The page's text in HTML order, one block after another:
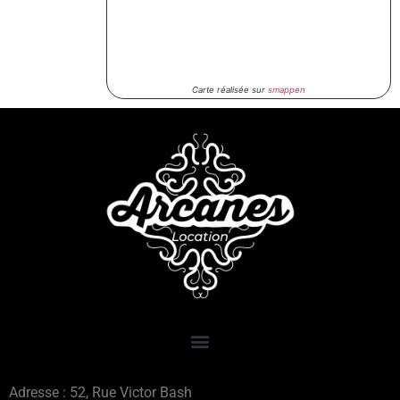
Carte réalisée sur smappen
Adresse : 52, Rue Victor Bash